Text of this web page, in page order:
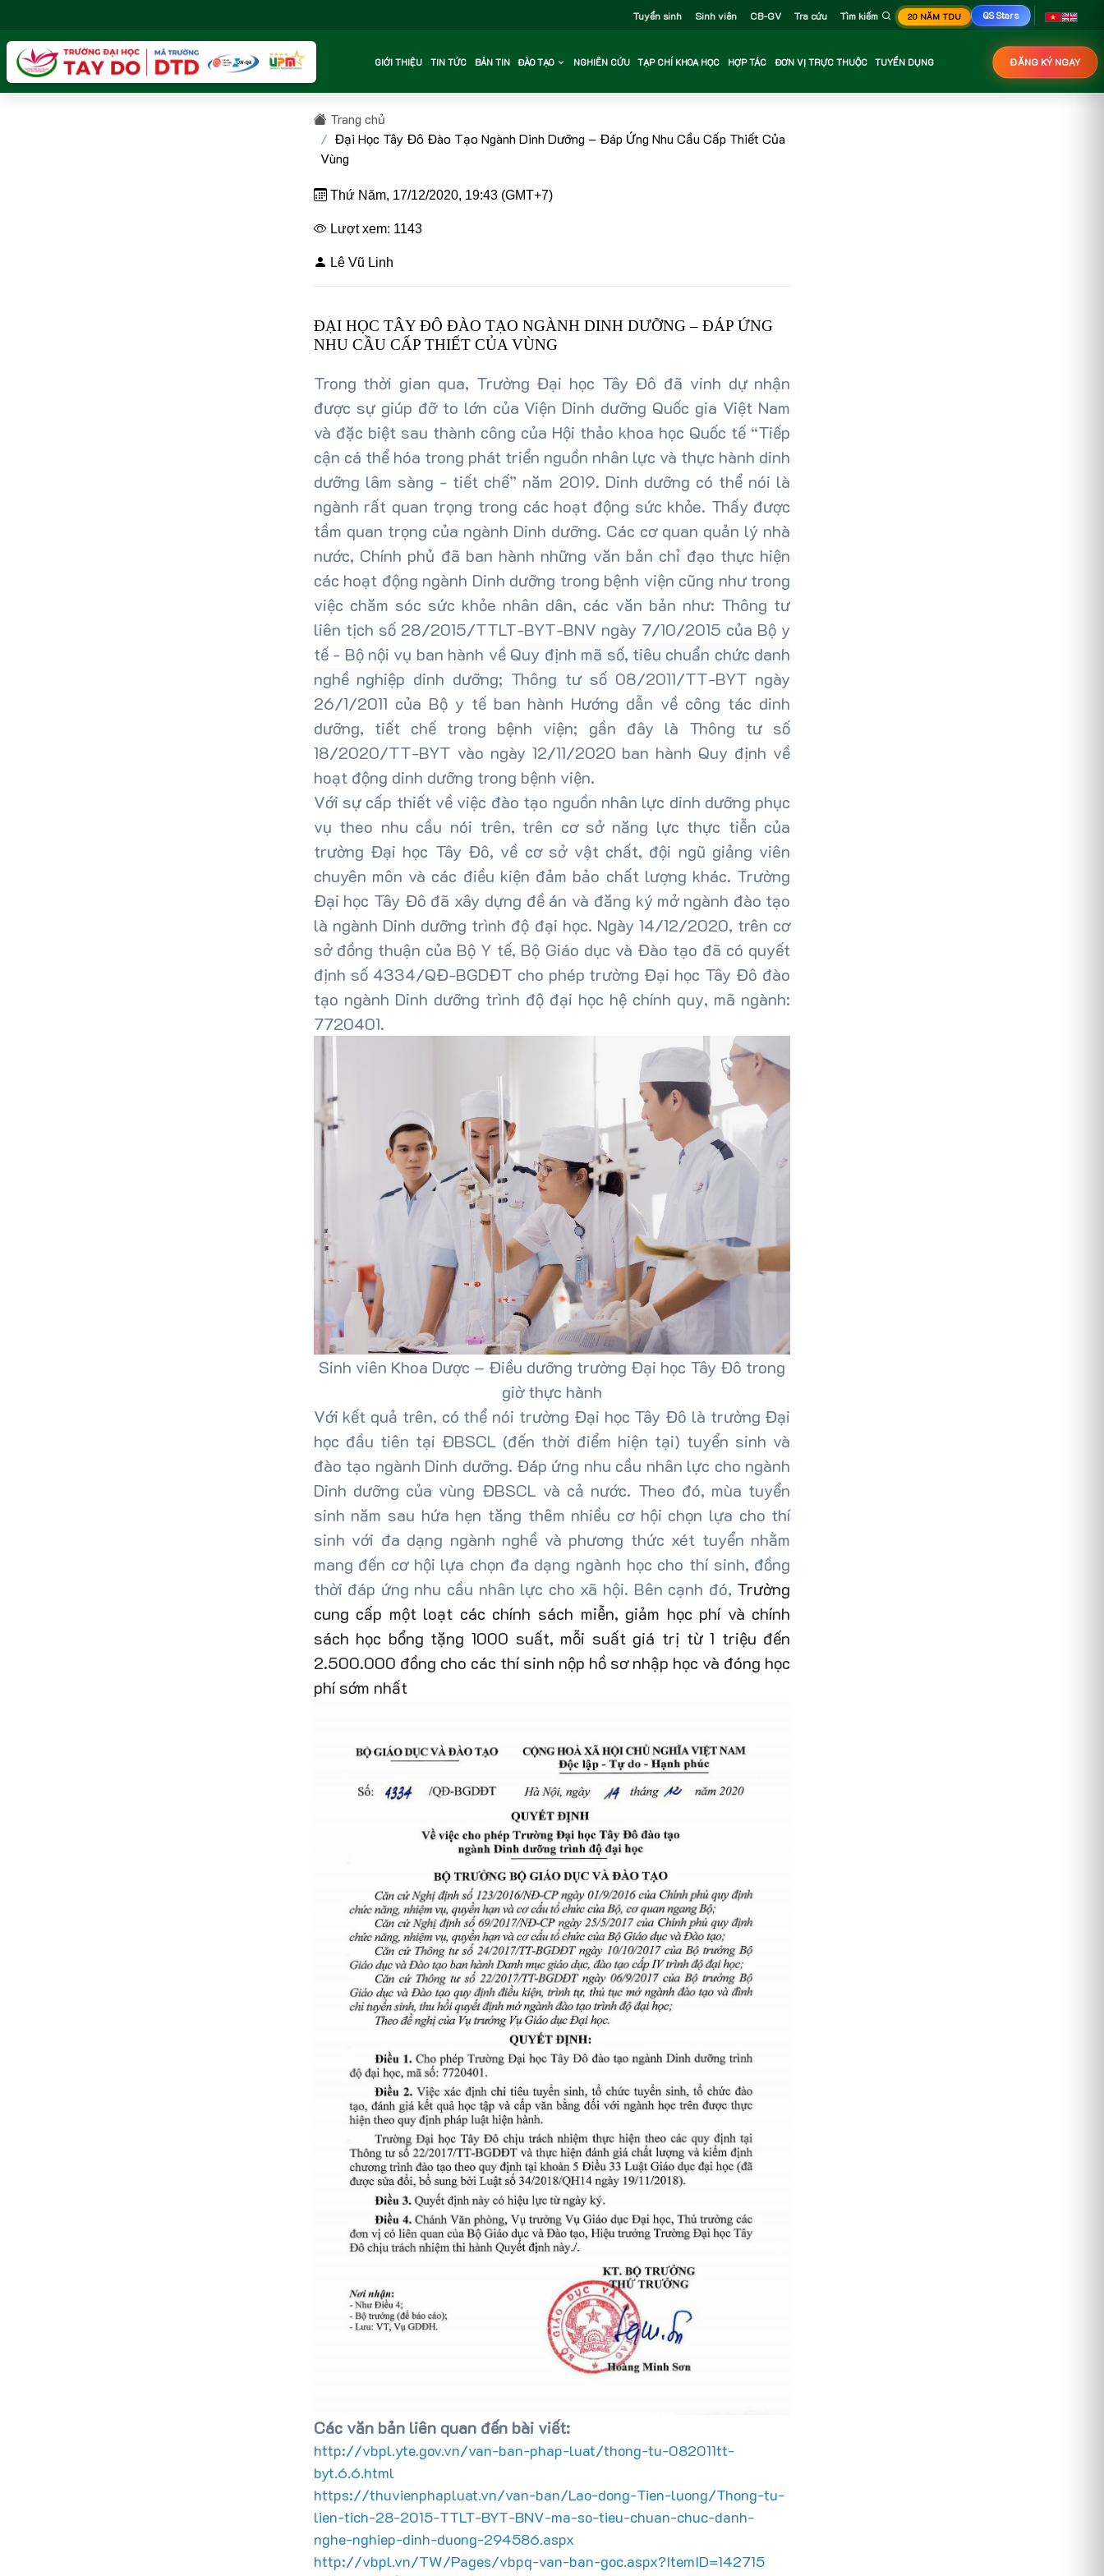
Tuyển sinh Sinh viên CB-GV Tra cứu Tìm kiếm 20 NĂM TDU QS Stars
GIỚI THIỆU TIN TỨC BẢN TIN ĐÀO TẠO NGHIÊN CỨU TẠP CHÍ KHOA HỌC HỢP TÁC ĐƠN VỊ TRỰC THUỘC TUYỂN DỤNG ĐĂNG KÝ NGAY
Trang chủ
Đại Học Tây Đô Đào Tạo Ngành Dinh Dưỡng – Đáp Ứng Nhu Cầu Cấp Thiết Của
Vùng
Thứ Năm, 17/12/2020, 19:43 (GMT+7)
Lượt xem: 1143
Lê Vũ Linh
ĐẠI HỌC TÂY ĐÔ ĐÀO TẠO NGÀNH DINH DƯỠNG – ĐÁP ỨNG
NHU CẦU CẤP THIẾT CỦA VÙNG
Trong thời gian qua, Trường Đại học Tây Đô đã vinh dự nhận
được sự giúp đỡ to lớn của Viện Dinh dưỡng Quốc gia Việt Nam
và đặc biệt sau thành công của Hội thảo khoa học Quốc tế “Tiếp
cận cá thể hóa trong phát triển nguồn nhân lực và thực hành dinh
dưỡng lâm sàng - tiết chế” năm 2019. Dinh dưỡng có thể nói là
ngành rất quan trọng trong các hoạt động sức khỏe. Thấy được
tầm quan trọng của ngành Dinh dưỡng. Các cơ quan quản lý nhà
nước, Chính phủ đã ban hành những văn bản chỉ đạo thực hiện
các hoạt động ngành Dinh dưỡng trong bệnh viện cũng như trong
việc chăm sóc sức khỏe nhân dân, các văn bản như: Thông tư
liên tịch số 28/2015/TTLT-BYT-BNV ngày 7/10/2015 của Bộ y
tế - Bộ nội vụ ban hành về Quy định mã số, tiêu chuẩn chức danh
nghề nghiệp dinh dưỡng; Thông tư số 08/2011/TT-BYT ngày
26/1/2011 của Bộ y tế ban hành Hướng dẫn về công tác dinh
dưỡng, tiết chế trong bệnh viện; gần đây là Thông tư số
18/2020/TT-BYT vào ngày 12/11/2020 ban hành Quy định về
hoạt động dinh dưỡng trong bệnh viện.
Với sự cấp thiết về việc đào tạo nguồn nhân lực dinh dưỡng phục
vụ theo nhu cầu nói trên, trên cơ sở năng lực thực tiễn của
trường Đại học Tây Đô, về cơ sở vật chất, đội ngũ giảng viên
chuyên môn và các điều kiện đảm bảo chất lượng khác. Trường
Đại học Tây Đô đã xây dựng đề án và đăng ký mở ngành đào tạo
là ngành Dinh dưỡng trình độ đại học. Ngày 14/12/2020, trên cơ
sở đồng thuận của Bộ Y tế, Bộ Giáo dục và Đào tạo đã có quyết
định số 4334/QĐ-BGDĐT cho phép trường Đại học Tây Đô đào
tạo ngành Dinh dưỡng trình độ đại học hệ chính quy, mã ngành:
7720401.
Sinh viên Khoa Dược – Điều dưỡng trường Đại học Tây Đô trong
giờ thực hành
Với kết quả trên, có thể nói trường Đại học Tây Đô là trường Đại
học đầu tiên tại ĐBSCL (đến thời điểm hiện tại) tuyển sinh và
đào tạo ngành Dinh dưỡng. Đáp ứng nhu cầu nhân lực cho ngành
Dinh dưỡng của vùng ĐBSCL và cả nước. Theo đó, mùa tuyển
sinh năm sau hứa hẹn tăng thêm nhiều cơ hội chọn lựa cho thí
sinh với đa dạng ngành nghề và phương thức xét tuyển nhằm
mang đến cơ hội lựa chọn đa dạng ngành học cho thí sinh, đồng
thời đáp ứng nhu cầu nhân lực cho xã hội. Bên cạnh đó, Trường
cung cấp một loạt các chính sách miễn, giảm học phí và chính
sách học bổng tặng 1000 suất, mỗi suất giá trị từ 1 triệu đến
2.500.000 đồng cho các thí sinh nộp hồ sơ nhập học và đóng học
phí sớm nhất
Các văn bản liên quan đến bài viết:
http://vbpl.yte.gov.vn/van-ban-phap-luat/thong-tu-082011tt-
byt.6.6.html
https://thuvienphapluat.vn/van-ban/Lao-dong-Tien-luong/Thong-tu-
lien-tich-28-2015-TTLT-BYT-BNV-ma-so-tieu-chuan-chuc-danh-
nghe-nghiep-dinh-duong-294586.aspx
http://vbpl.vn/TW/Pages/vbpq-van-ban-goc.aspx?ItemID=142715